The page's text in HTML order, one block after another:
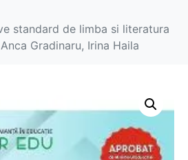
standard de limba si literatura
Gradinaru, Irina Haila